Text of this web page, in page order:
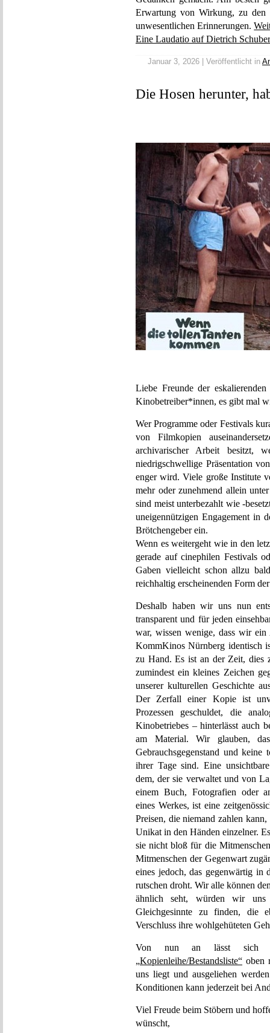
Erwartung von Wirkung, zu den
unwesentlichen Erinnerungen.
Eine Laudatio auf Dietrich
Januar 3, 2026 | Veröffentlicht in
Die Hosen herunter,
Liebe Freunde der
Kinobetreiber*innen, es gibt mal
Wer Programme oder Festivals
von Filmkopien
archivarischer Arbeit besitzt,
niedrigschwellige Präsentation
enger wird. Viele große Institute
mehr oder zunehmend allein
sind meist unterbezahlt wie -
uneigennützigen Engagement in
Brötchengeber ein.
Wenn es weitergeht wie in den
gerade auf cinephilen Festivals
Gaben vielleicht schon allzu
reichhaltig erscheinenden Form
Deshalb haben wir uns nun
transparent und für jeden
war, wissen wenige, dass wir
KommKinos Nürnberg identisch
zu Hand. Es ist an der Zeit, dies
zumindest ein kleines Zeichen
unserer kulturellen Geschichte
Der Zerfall einer Kopie ist
Prozessen geschuldet, die
Kinobetriebes – hinterlässt auch
am Material. Wir glauben,
Gebrauchsgegenstand und
ihrer Tage sind. Eine
dem, der sie verwaltet und von
einem Buch, Fotografien oder
eines Werkes, ist eine
Preisen, die niemand zahlen
Unikat in den Händen einzelner.
sie nicht bloß für die
Mitmenschen der Gegenwart
eines jedoch, das gegenwärtig in
rutschen droht. Wir alle können
ähnlich seht, würden wir uns
Gleichgesinnte zu finden, die
Verschluss ihre wohlgehüteten
Von nun an lässt sich
„Kopienleihe/Bestandsliste“ oben
uns liegt und ausgeliehen
Konditionen kann jederzeit bei
Viel Freude beim Stöbern und
wünscht,